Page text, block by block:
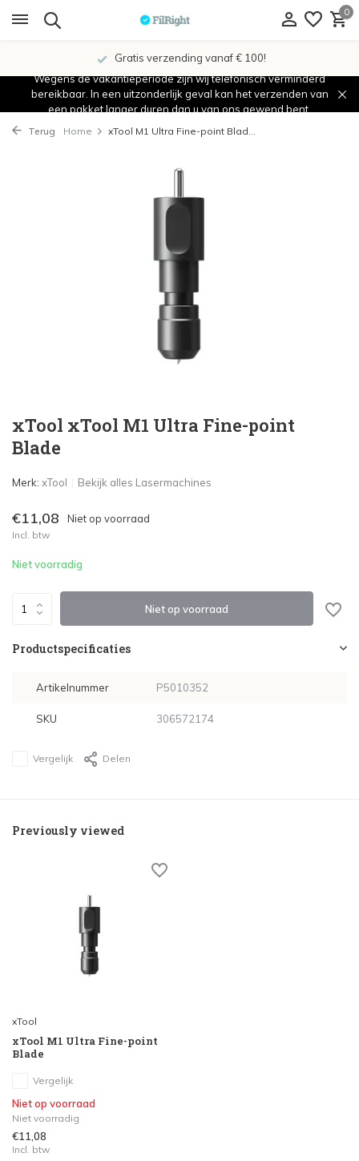
0
Gratis verzending vanaf € 100!
Wegens de vakantieperiode zijn wij telefonisch verminderd
bereikbaar. In een uitzonderlijk geval kan het verzenden van
een pakket langer duren dan u van ons gewend bent.
Terug Home xTool M1 Ultra Fine-point Blad...
xTool xTool M1 Ultra Fine-point
Blade
Merk: xTool Bekijk alles Lasermachines
€11,08 Niet op voorraad
Incl. btw
Niet voorradig
Niet op voorraad
Productspecificaties
Artikelnummer P5010352
SKU 306572174
Vergelijk Delen
Previously viewed
xTool
xTool M1 Ultra Fine-point
Blade
Vergelijk
Niet op voorraad
Niet voorradig
€11,08
Incl. btw